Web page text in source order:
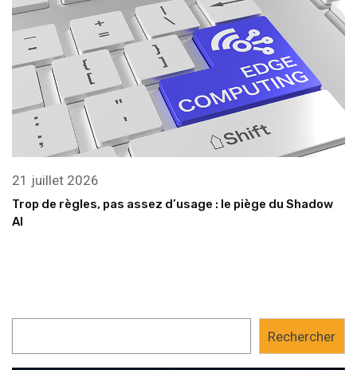
21 juillet 2026
Trop de règles, pas assez d’usage : le piège du Shadow
AI
Rechercher